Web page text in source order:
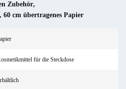
Zubehör,
, 60 cm übertragenes Papier
für die Steckdose